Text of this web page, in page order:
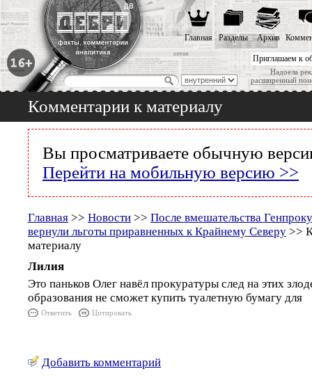
Приглашаем к
Надоела
расширенный
Главная Разделы Архив
Комментарии к материалу
Вы просматриваете обычную
Перейти на мобильную версию >>
Главная >> Новости >> После вмешательства
вернули льготы приравненных к Крайнему Северу >>
материалу
Лилия
Это паньков Олег навёл прокуратуры след на этих
образования не сможет купить туалетную бумагу для
Ответить Цитировать
Добавить комментарий